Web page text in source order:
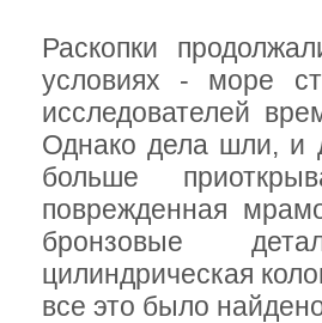
Раскопки
условиях - море
исследователей
Однако дела шли, и
больше
поврежденная
бронзовые
цилиндрическая
все это было